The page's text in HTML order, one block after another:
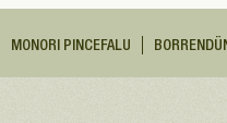
MONORI PINCEFALU